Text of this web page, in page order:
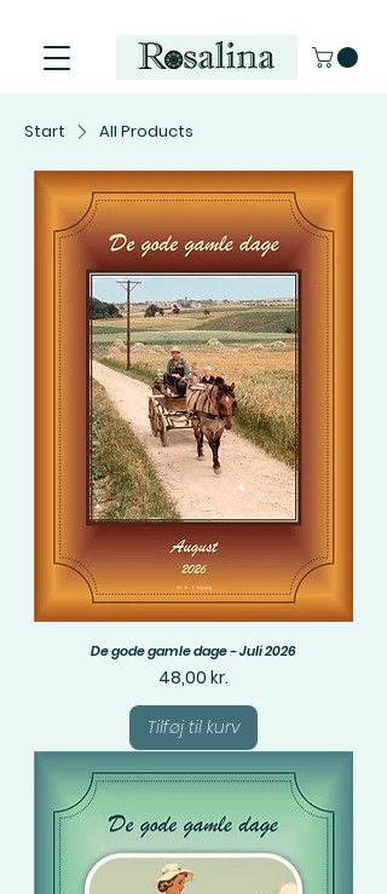
Start All Products
De gode gamle dage - Juli 2026
Pris
48,00 kr.
Tilføj til kurv